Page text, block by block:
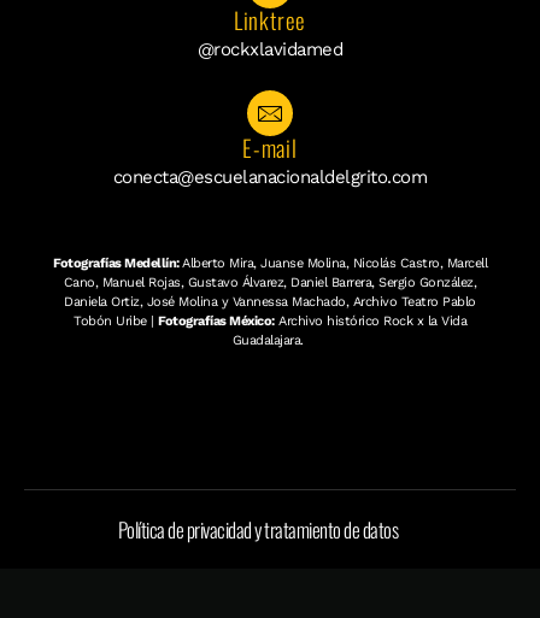
Linktree
@rockxlavidamed
E-mail
conecta@escuelanacionaldelgrito.com
Fotografías Medellín:Alberto Mira, Juanse Molina, Nicolás Castro, Marcell
Cano, Manuel Rojas, Gustavo Álvarez, Daniel Barrera, Sergio González,
Daniela Ortiz, José Molina y Vannessa Machado, Archivo Teatro Pablo
Tobón Uribe | Fotografías México:Archivo histórico Rock x la Vida
Guadalajara.
Política de privacidad y tratamiento de datos